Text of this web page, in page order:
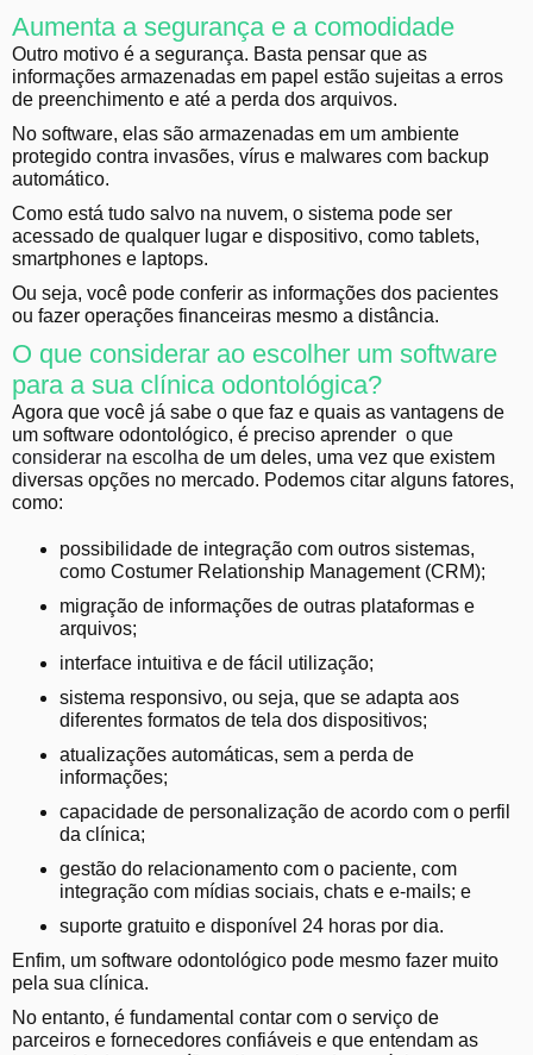
Aumenta a segurança e a comodidade
Outro motivo é a segurança. Basta pensar que as
informações armazenadas em papel estão sujeitas a erros
de preenchimento e até a perda dos arquivos.
No software, elas são armazenadas em um ambiente
protegido contra invasões, vírus e malwares com backup
automático.
Como está tudo salvo na nuvem, o sistema pode ser
acessado de qualquer lugar e dispositivo, como tablets,
smartphones e laptops.
Ou seja, você pode conferir as informações dos pacientes
ou fazer operações financeiras mesmo a distância.
O que considerar ao escolher um software
para a sua clínica odontológica?
Agora que você já sabe o que faz e quais as vantagens de
um software odontológico, é preciso aprender o que
considerar na escolha de um deles, uma vez que existem
diversas opções no mercado. Podemos citar alguns fatores,
como:
possibilidade de integração com outros sistemas,
como Costumer Relationship Management (CRM);
migração de informações de outras plataformas e
arquivos;
interface intuitiva e de fácil utilização;
sistema responsivo, ou seja, que se adapta aos
diferentes formatos de tela dos dispositivos;
atualizações automáticas, sem a perda de
informações;
capacidade de personalização de acordo com o perfil
da clínica;
gestão do relacionamento com o paciente, com
integração com mídias sociais, chats e e-mails; e
suporte gratuito e disponível 24 horas por dia.
Enfim, um software odontológico pode mesmo fazer muito
pela sua clínica.
No entanto, é fundamental contar com o serviço de
parceiros e fornecedores confiáveis e que entendam as